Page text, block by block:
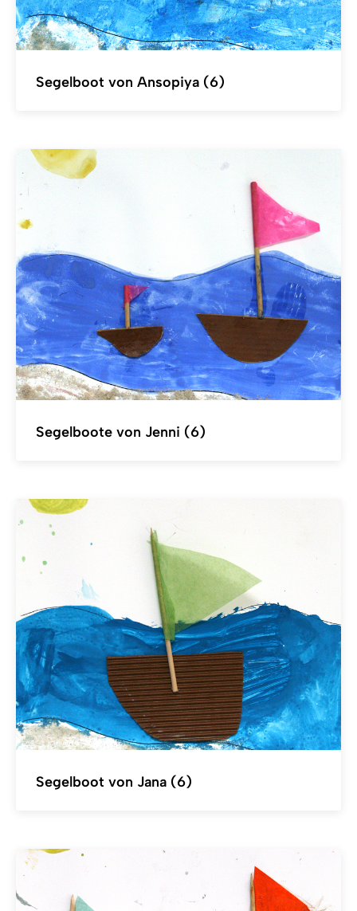
Segelboot von Ansopiya (6)
Segelboote von Jenni (6)
Segelboot von Jana (6)